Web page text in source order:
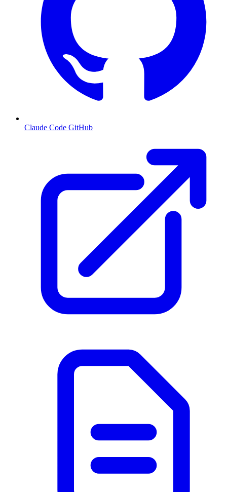
Claude Code GitHub